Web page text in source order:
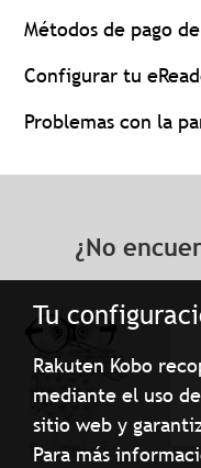
Tu
Rakuten Kobo
mediante el uso
sitio web y
Para más
Métodos de pago
Configurar tu
Problemas con la
¿No